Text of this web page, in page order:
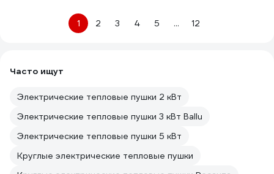
1 2 3 4 5 ... 12
Часто ищут
Электрические тепловые пушки 2 кВт
Электрические тепловые пушки 3 кВт Ballu
Электрические тепловые пушки 5 кВт
Круглые электрические тепловые пушки